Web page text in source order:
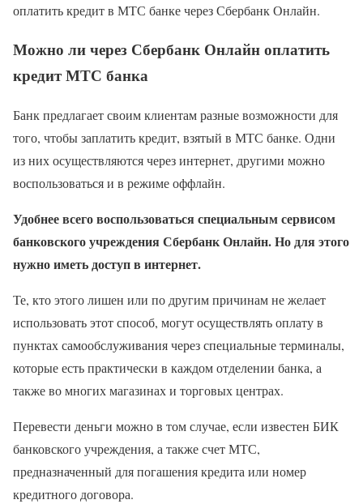
оплатить кредит в МТС банке через Сбербанк Онлайн.
Можно ли через Сбербанк Онлайн оплатить
кредит МТС банка
Банк предлагает своим клиентам разные возможности для
того, чтобы заплатить кредит, взятый в МТС банке. Одни
из них осуществляются через интернет, другими можно
воспользоваться и в режиме оффлайн.
Удобнее всего воспользоваться специальным сервисом
банковского учреждения Сбербанк Онлайн. Но для этого
нужно иметь доступ в интернет.
Те, кто этого лишен или по другим причинам не желает
использовать этот способ, могут осуществлять оплату в
пунктах самообслуживания через специальные терминалы,
которые есть практически в каждом отделении банка, а
также во многих магазинах и торговых центрах.
Перевести деньги можно в том случае, если известен БИК
банковского учреждения, а также счет МТС,
предназначенный для погашения кредита или номер
кредитного договора.